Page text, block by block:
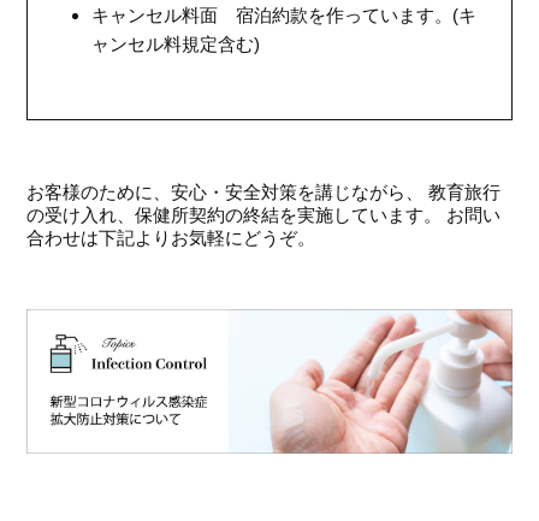
キャンセル料面 宿泊約款を作っています。(キ
ャンセル料規定含む)
お客様のために、安心・安全対策を講じながら、 教育旅行
の受け入れ、保健所契約の終結を実施しています。 お問い
合わせは下記よりお気軽にどうぞ。